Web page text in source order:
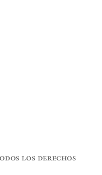
LOS DERECHOS